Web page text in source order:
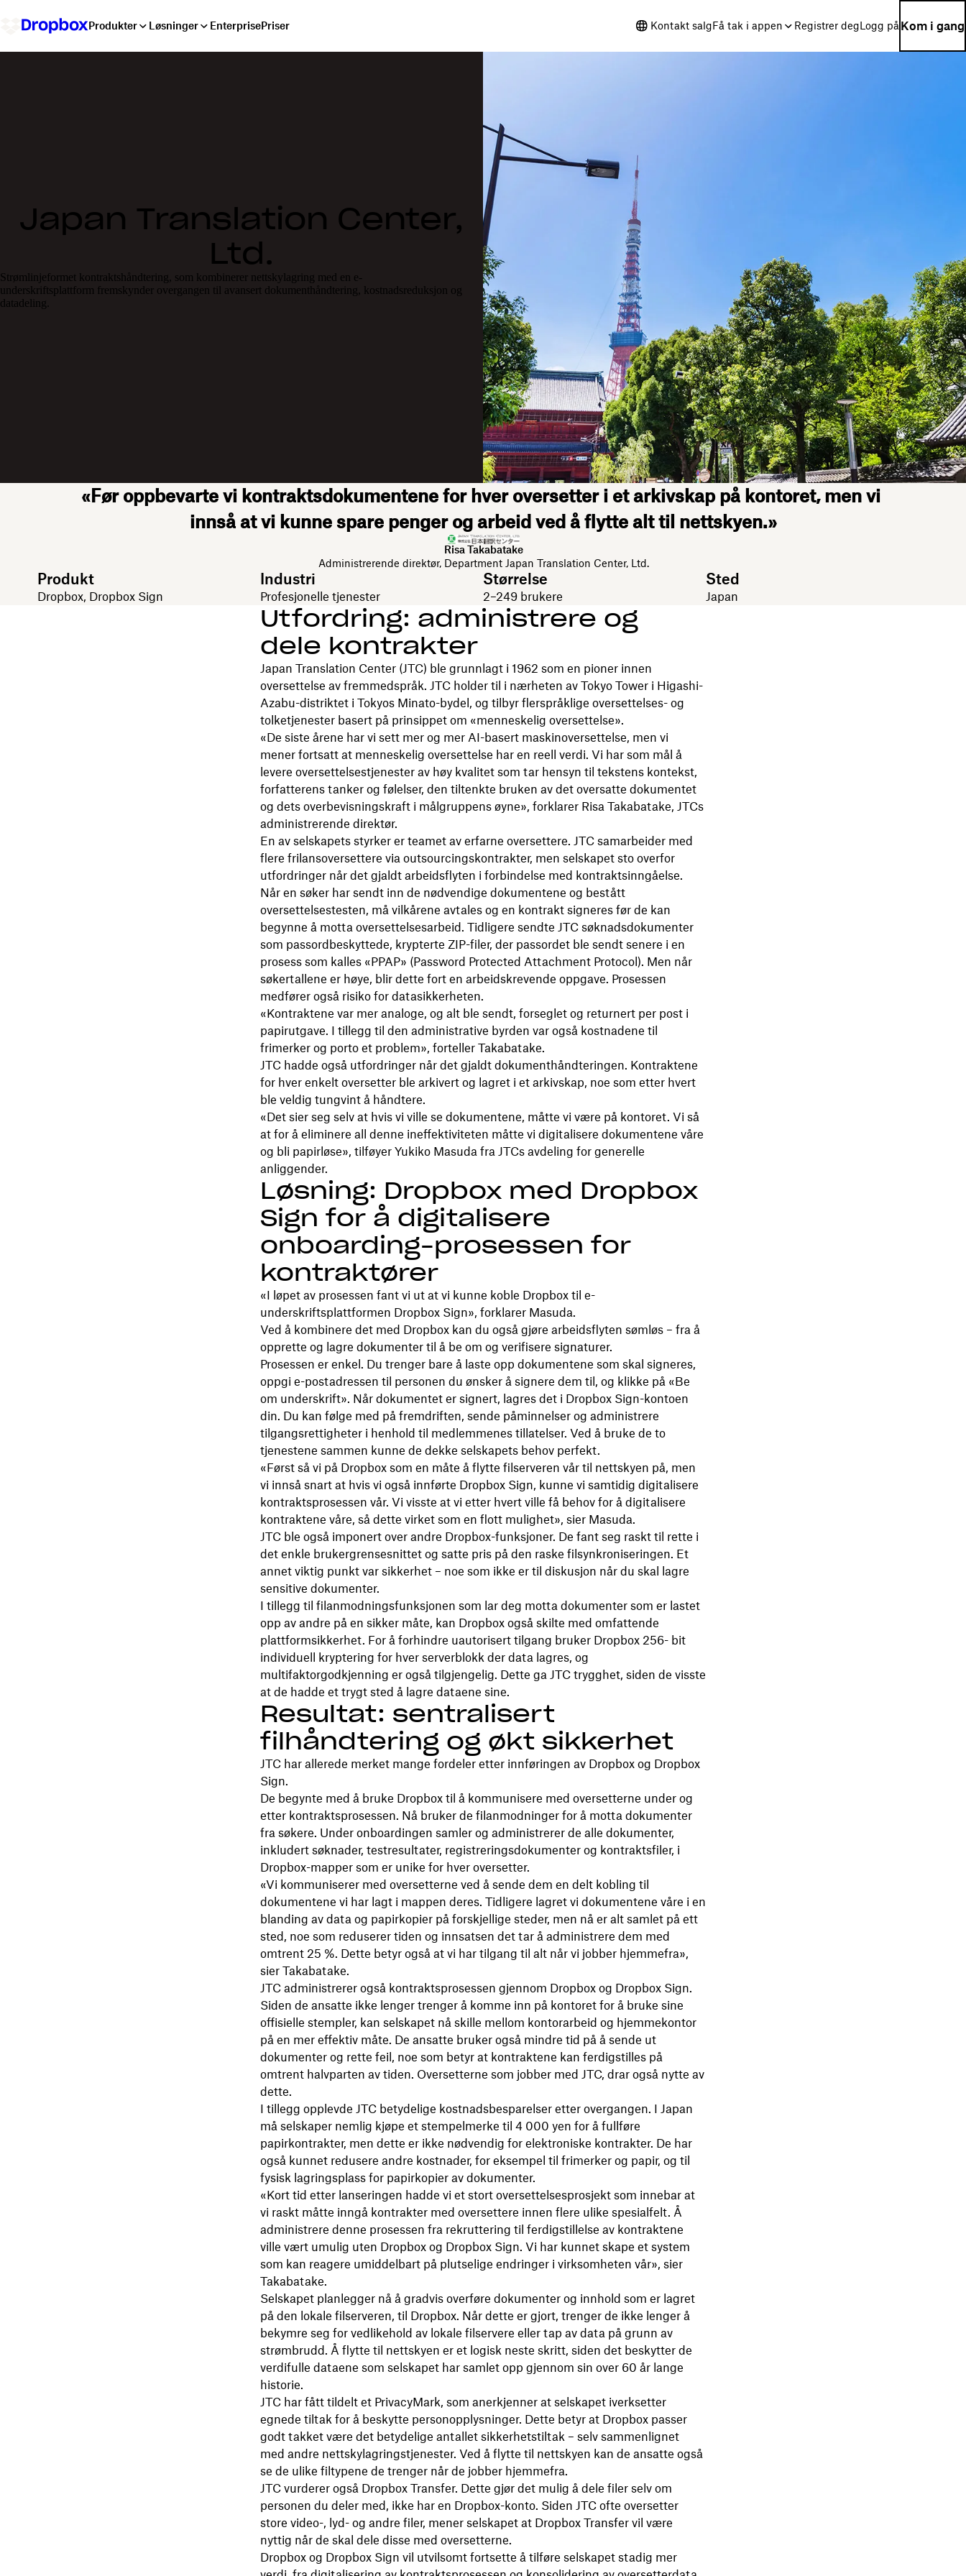
Produkter Løsninger EnterprisePriser Kontakt salgFå tak i appen Registrer degLogg på Kom i gang
Japan Translation Center,
Ltd.
Strømlinjeformet kontraktshåndtering, som kombinerer nettskylagring med en e-
underskriftsplattform fremskynder overgangen til avansert dokumenthåndtering, kostnadsreduksjon og
datadeling.
«Før oppbevarte vi kontraktsdokumentene for hver oversetter i et arkivskap på kontoret, men vi
innså at vi kunne spare penger og arbeid ved å flytte alt til nettskyen.»
Risa Takabatake
Administrerende direktør, Department Japan Translation Center, Ltd.
Produkt
Dropbox, Dropbox Sign
Industri
Profesjonelle tjenester
Størrelse
2–249 brukere
Sted
Japan
Utfordring: administrere og
dele kontrakter
Japan Translation Center (JTC) ble grunnlagt i 1962 som en pioner innen
oversettelse av fremmedspråk. JTC holder til i nærheten av Tokyo Tower i Higashi-
Azabu-distriktet i Tokyos Minato-bydel, og tilbyr flerspråklige oversettelses- og
tolketjenester basert på prinsippet om «menneskelig oversettelse».
«De siste årene har vi sett mer og mer AI-basert maskinoversettelse, men vi
mener fortsatt at menneskelig oversettelse har en reell verdi. Vi har som mål å
levere oversettelsestjenester av høy kvalitet som tar hensyn til tekstens kontekst,
forfatterens tanker og følelser, den tiltenkte bruken av det oversatte dokumentet
og dets overbevisningskraft i målgruppens øyne», forklarer Risa Takabatake, JTCs
administrerende direktør.
En av selskapets styrker er teamet av erfarne oversettere. JTC samarbeider med
flere frilansoversettere via outsourcingskontrakter, men selskapet sto overfor
utfordringer når det gjaldt arbeidsflyten i forbindelse med kontraktsinngåelse.
Når en søker har sendt inn de nødvendige dokumentene og bestått
oversettelsestesten, må vilkårene avtales og en kontrakt signeres før de kan
begynne å motta oversettelsesarbeid. Tidligere sendte JTC søknadsdokumenter
som passordbeskyttede, krypterte ZIP-filer, der passordet ble sendt senere i en
prosess som kalles «PPAP» (Password Protected Attachment Protocol). Men når
søkertallene er høye, blir dette fort en arbeidskrevende oppgave. Prosessen
medfører også risiko for datasikkerheten.
«Kontraktene var mer analoge, og alt ble sendt, forseglet og returnert per post i
papirutgave. I tillegg til den administrative byrden var også kostnadene til
frimerker og porto et problem», forteller Takabatake.
JTC hadde også utfordringer når det gjaldt dokumenthåndteringen. Kontraktene
for hver enkelt oversetter ble arkivert og lagret i et arkivskap, noe som etter hvert
ble veldig tungvint å håndtere.
«Det sier seg selv at hvis vi ville se dokumentene, måtte vi være på kontoret. Vi så
at for å eliminere all denne ineffektiviteten måtte vi digitalisere dokumentene våre
og bli papirløse», tilføyer Yukiko Masuda fra JTCs avdeling for generelle
anliggender.
Løsning: Dropbox med Dropbox
Sign for å digitalisere
onboarding-prosessen for
kontraktører
«I løpet av prosessen fant vi ut at vi kunne koble Dropbox til e-
underskriftsplattformen Dropbox Sign», forklarer Masuda.
Ved å kombinere det med Dropbox kan du også gjøre arbeidsflyten sømløs – fra å
opprette og lagre dokumenter til å be om og verifisere signaturer.
Prosessen er enkel. Du trenger bare å laste opp dokumentene som skal signeres,
oppgi e-postadressen til personen du ønsker å signere dem til, og klikke på «Be
om underskrift». Når dokumentet er signert, lagres det i Dropbox Sign-kontoen
din. Du kan følge med på fremdriften, sende påminnelser og administrere
tilgangsrettigheter i henhold til medlemmenes tillatelser. Ved å bruke de to
tjenestene sammen kunne de dekke selskapets behov perfekt.
«Først så vi på Dropbox som en måte å flytte filserveren vår til nettskyen på, men
vi innså snart at hvis vi også innførte Dropbox Sign, kunne vi samtidig digitalisere
kontraktsprosessen vår. Vi visste at vi etter hvert ville få behov for å digitalisere
kontraktene våre, så dette virket som en flott mulighet», sier Masuda.
JTC ble også imponert over andre Dropbox-funksjoner. De fant seg raskt til rette i
det enkle brukergrensesnittet ‌og satte pris på den raske filsynkroniseringen. Et
annet viktig punkt var sikkerhet – noe som ikke er til diskusjon når du skal lagre
sensitive dokumenter.
I tillegg til filanmodningsfunksjonen som lar deg motta dokumenter som er lastet
opp av andre på en sikker måte, kan Dropbox også skilte med omfattende
plattformsikkerhet. For å forhindre uautorisert tilgang bruker Dropbox 256- bit
individuell kryptering for hver serverblokk der data lagres, og
multifaktorgodkjenning er også tilgjengelig. Dette ga JTC trygghet, siden de visste
at de hadde et trygt sted å lagre dataene sine.
Resultat: sentralisert
filhåndtering og økt sikkerhet
JTC har allerede merket mange fordeler etter innføringen av Dropbox og Dropbox
Sign.
De begynte med å bruke Dropbox til å kommunisere med oversetterne under og
etter kontraktsprosessen. Nå bruker de filanmodninger for å motta dokumenter
fra søkere. Under onboardingen samler og administrerer de alle dokumenter,
inkludert søknader, testresultater, registreringsdokumenter og kontraktsfiler, i
Dropbox-mapper som er unike for hver oversetter.
«Vi kommuniserer med oversetterne ved å sende dem en delt kobling til
dokumentene vi har lagt i mappen deres. Tidligere lagret vi dokumentene våre i en
blanding av data og papirkopier på forskjellige steder, men nå er alt samlet på ett
sted, noe som reduserer tiden og innsatsen det tar å administrere dem med
omtrent 25 %. Dette betyr også at vi har tilgang til alt når vi jobber hjemmefra»,
sier Takabatake.
JTC administrerer også kontraktsprosessen gjennom Dropbox og Dropbox Sign.
Siden de ansatte ikke lenger trenger å komme inn på kontoret for å bruke sine
offisielle stempler, kan selskapet nå skille mellom kontorarbeid og hjemmekontor
på en mer effektiv måte. De ansatte bruker også mindre tid på å sende ut
dokumenter og rette feil, noe som betyr at kontraktene kan ferdigstilles på
omtrent halvparten av tiden. Oversetterne som jobber med JTC, drar også nytte av
dette.
I tillegg opplevde JTC betydelige kostnadsbesparelser etter overgangen. I Japan
må selskaper nemlig kjøpe et stempelmerke til 4 000 yen for å fullføre
papirkontrakter, men dette er ikke nødvendig for elektroniske kontrakter. De har
også kunnet redusere andre kostnader, for eksempel til frimerker og papir, og til
fysisk lagringsplass for papirkopier av dokumenter.
«Kort tid etter lanseringen hadde vi et stort oversettelsesprosjekt som innebar at
vi raskt måtte inngå kontrakter med oversettere innen flere ulike spesialfelt. Å
administrere denne prosessen fra rekruttering til ferdigstillelse av kontraktene
ville vært umulig uten Dropbox og Dropbox Sign. Vi har kunnet skape et system
som kan reagere umiddelbart på plutselige endringer i virksomheten vår», sier
Takabatake.
Selskapet planlegger nå å gradvis overføre ‌dokumenter og innhold som er lagret
på den lokale filserveren, til Dropbox. Når dette er gjort, trenger de ikke lenger å
bekymre seg for vedlikehold av lokale filservere eller tap av data på grunn av
strømbrudd. Å flytte til nettskyen er et logisk neste skritt, siden det beskytter de
verdifulle dataene som selskapet har samlet opp gjennom sin over 60 år lange
historie.
JTC har fått tildelt et PrivacyMark, som anerkjenner at selskapet iverksetter
egnede tiltak for å beskytte personopplysninger. Dette betyr at Dropbox passer
godt takket være det betydelige antallet sikkerhetstiltak – selv sammenlignet
med andre nettskylagringstjenester. Ved å flytte til nettskyen kan de ansatte også
se de ulike filtypene de trenger når de jobber hjemmefra.
JTC vurderer også Dropbox Transfer. Dette gjør det mulig å dele filer selv om
personen du deler med, ikke har en Dropbox-konto. Siden JTC ofte oversetter
store video-, lyd- og andre filer, mener selskapet at Dropbox Transfer vil være
nyttig når de skal dele disse med oversetterne.
Dropbox og Dropbox Sign vil utvilsomt fortsette å tilføre selskapet stadig mer